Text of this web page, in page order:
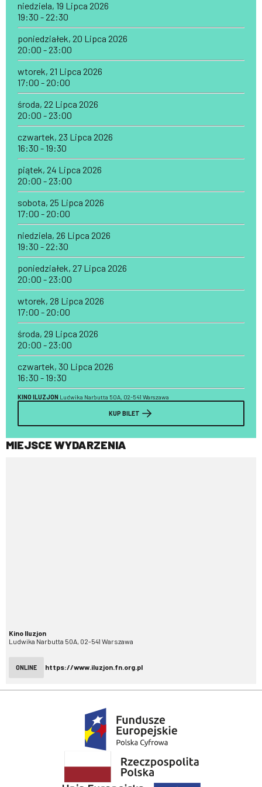
niedziela, 19 Lipca 2026
19:30 - 22:30
poniedziałek, 20 Lipca 2026
20:00 - 23:00
wtorek, 21 Lipca 2026
17:00 - 20:00
środa, 22 Lipca 2026
20:00 - 23:00
czwartek, 23 Lipca 2026
16:30 - 19:30
piątek, 24 Lipca 2026
20:00 - 23:00
sobota, 25 Lipca 2026
17:00 - 20:00
niedziela, 26 Lipca 2026
19:30 - 22:30
poniedziałek, 27 Lipca 2026
20:00 - 23:00
wtorek, 28 Lipca 2026
17:00 - 20:00
środa, 29 Lipca 2026
20:00 - 23:00
czwartek, 30 Lipca 2026
16:30 - 19:30
KINO ILUZJON Ludwika Narbutta 50A, 02-541 Warszawa
KUP BILET
MIEJSCE WYDARZENIA
Kino Iluzjon
Ludwika Narbutta 50A, 02-541 Warszawa
ONLINE https://www.iluzjon.fn.org.pl